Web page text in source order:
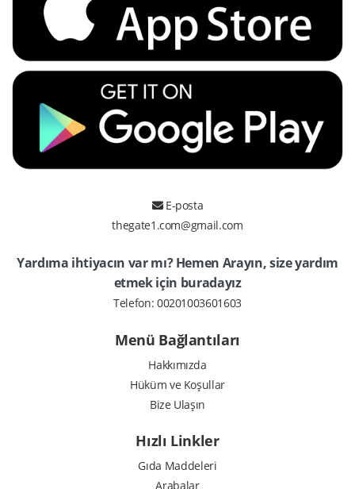
E-posta
thegate1.com@gmail.com
Yardıma ihtiyacın var mı? Hemen Arayın, size yardım
etmek için buradayız
Telefon: 00201003601603
Menü Bağlantıları
Hakkımızda
Hüküm ve Koşullar
Bize Ulaşın
Hızlı Linkler
Gıda Maddeleri
Arabalar